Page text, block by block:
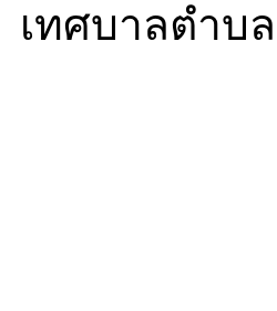
เทศบาลตำบ